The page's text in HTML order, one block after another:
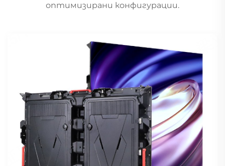
оптимизирани конфигурации.